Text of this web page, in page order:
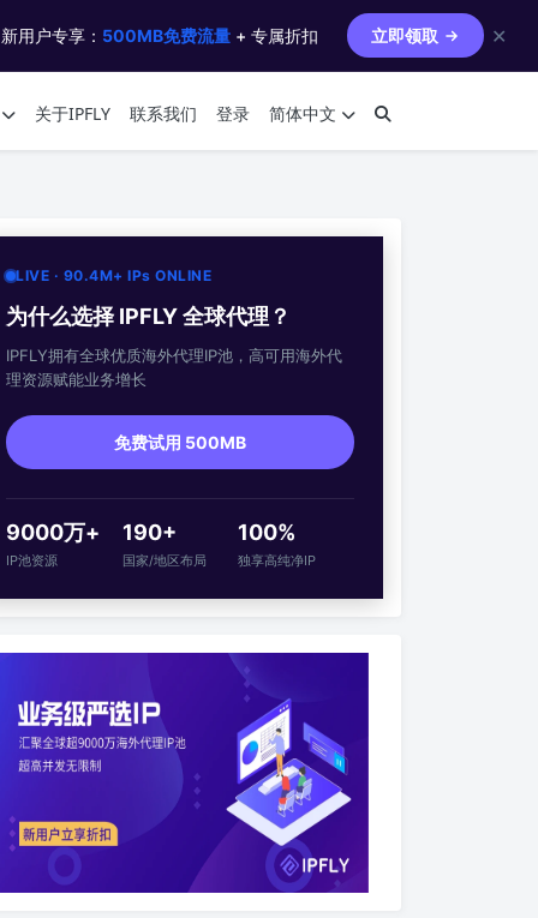
用户专享： 500MB免费流量 + 专属折扣 立即领取 ✕
关于IPFLY 联系我们 登录 简体中文
LIVE · 90.4M+ IPs ONLINE
为什么选择 IPFLY 全球代理？
IPFLY拥有全球优质海外代理IP池，高可用海外代
理资源赋能业务增长
免费试用 500MB
9000万+
IP池资源
190+
国家/地区布局
100%
独享高纯净IP